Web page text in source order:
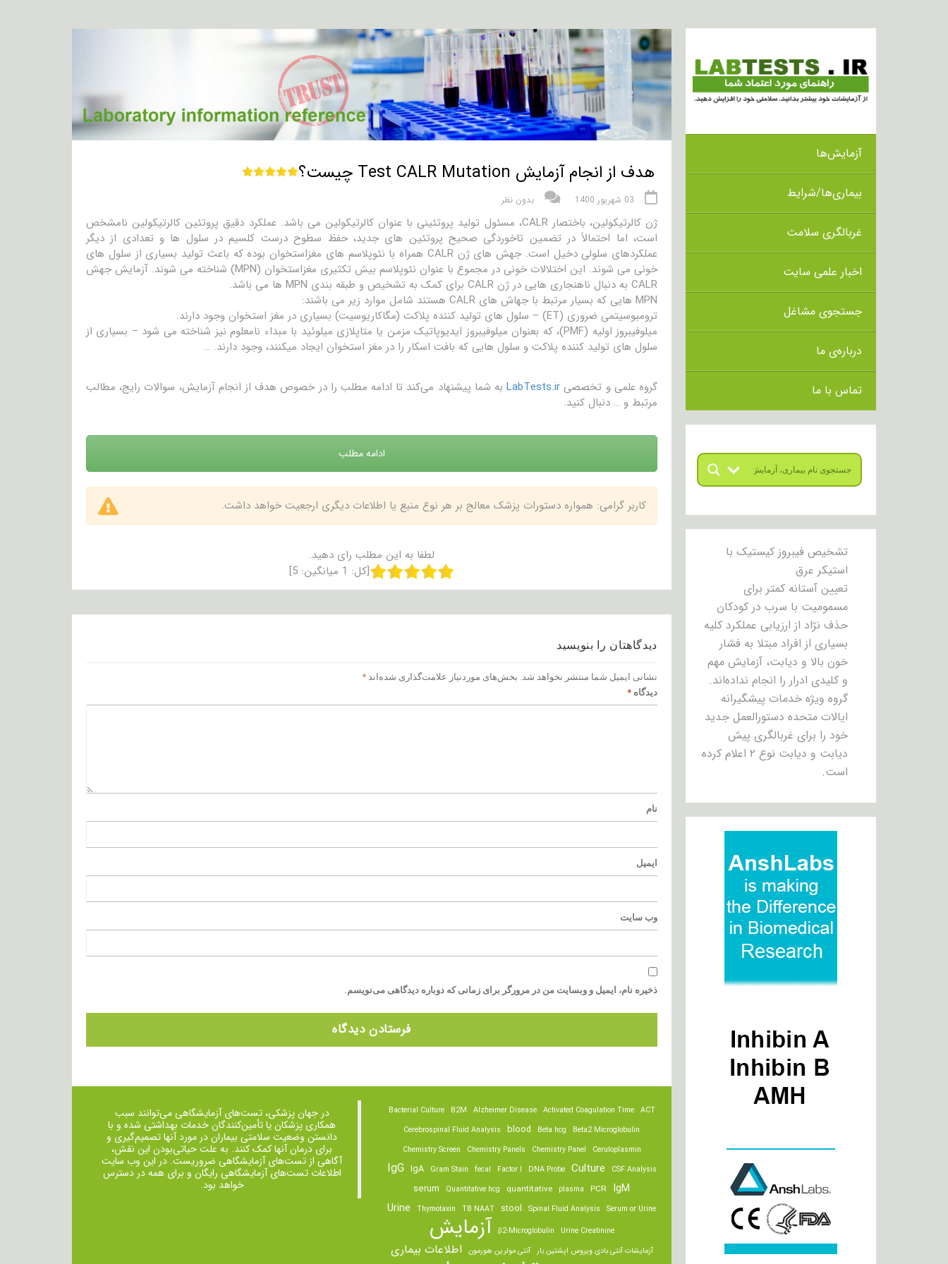
آزمایش‌ها
بیماری‌ها/شرایط
غربالگری سلامت
اخبار علمی سایت
جستجوی مشاغل
درباره‌ی ما
تماس با ما
تشخیص فیبروز کیستیک با
استیکر عرق
تعیین آستانه کمتر برای
مسمومیت با سرب در کودکان
حذف نژاد از ارزیابی عملکرد کلیه
بسیاری از افراد مبتلا به فشار
خون بالا و دیابت، آزمایش مهم
و کلیدی ادرار را انجام نداده‌اند.
گروه ویژه خدمات پیشگیرانه
ایالات متحده دستورالعمل جدید
خود را برای غربالگری پیش
دیابت و دیابت نوع ۲ اعلام کرده
است.
هدف از انجام آزمایش Test CALR Mutation چیست؟
03 شهریور 1400 بدون نظر
ژن کالرتیکولین، باختصار CALR، مسئول تولید پروتئینی با عنوان کالرتیکولین می باشد. عملکرد دقیق پروتئین کالرتیکولین نامشخص
است، اما احتمالاً در تضمین تاخوردگی صحیح پروتئین های جدید، حفظ سطوح درست کلسیم در سلول ها و تعدادی از دیگر
عملکردهای سلولی دخیل است. جهش های ژن CALR همراه با نئوپلاسم های مغزاستخوان بوده که باعث تولید بسیاری از سلول های
خونی می شوند. این اختلالات خونی در مجموع با عنوان نئوپلاسم بیش تکثیری مغزاستخوان (MPN) شناخته می شوند. آزمایش جهش
CALR به دنبال ناهنجاری هایی در ژن CALR برای کمک به تشخیص و طبقه بندی MPN ها می باشد.
MPN هایی که بسیار مرتبط با جهاش های CALR هستند شامل موارد زیر می باشند:
ترومبوسیتمی ضروری (ET) – سلول های تولید کننده پلاکت (مگاکاریوسیت) بسیاری در مغز استخوان وجود دارند.
میلوفیبروز اولیه (PMF)، که بعنوان میلوفیبروز ایدیوپاتیک مزمن یا متاپلازی میلوئید با مبداء نامعلوم نیز شناخته می شود – بسیاری از
سلول های تولید کننده پلاکت و سلول هایی که بافت اسکار را در مغز استخوان ایجاد میکنند، وجود دارند. …
گروه علمی و تخصصی LabTests.irبه شما پیشنهاد می‌کند تا ادامه مطلب را در خصوص هدف از انجام آزمایش، سوالات رایج، مطالب
مرتبط و … دنبال کنید.
ادامه مطلب
کاربر گرامی: همواره دستورات پزشک معالج بر هر نوع منبع یا اطلاعات دیگری ارجعیت خواهد داشت.
لطفا به این مطلب رای دهید.
[کل: 1 میانگین: 5
]
دیدگاهتان را بنویسید
نشانی ایمیل شما منتشر نخواهد شد. بخش‌های موردنیاز علامت‌گذاری شده‌اند *
دیدگاه *
نام
ایمیل
وب‌ سایت
ذخیره نام، ایمیل و وبسایت من در مرورگر برای زمانی که دوباره دیدگاهی می‌نویسم.
ACT
Activated Coagulation Time
Alzheimer Disease
B2M
Bacterial Culture
Beta2 Microglobulin
Beta hcg
blood
Cerebrospinal Fluid Analysis
Ceruloplasmin
Chemistry Panel
Chemistry Panels
Chemistry Screen
CSF Analysis
Culture
DNA Probe
Factor I
fecal
Gram Stain
IgA
IgG
IgM
PCR
plasma
quantitative
Quantitative hcg
serum
Serum or Urine
Spinal Fluid Analysis
stool
TB NAAT
Thymotaxin
Urine
Urine Creatinine
β2-Microglobulin آزمایش
آزمایشات آنتی بادی ویروس اپشتین بار آنتی مولرین هورمون اطلاعات بیماری
در جهان پزشکی، تست‌های آزمایشگاهی می‌توانند سبب
همکاری پزشکان یا تأمین‌کنندگان خدمات بهداشتی شده و با
دانستن وضعیت سلامتی بیماران در مورد آنها تصمیم‌گیری و
برای درمان ‌آنها کمک کنند. به علت حیاتی‌بودن این نقش،
آگاهی از تست‌های آزمایشگاهی ضروریست. در این وب سایت
اطلاعات تست‌های آزمایشگاهی رایگان و برای همه در دسترس
خواهد بود.